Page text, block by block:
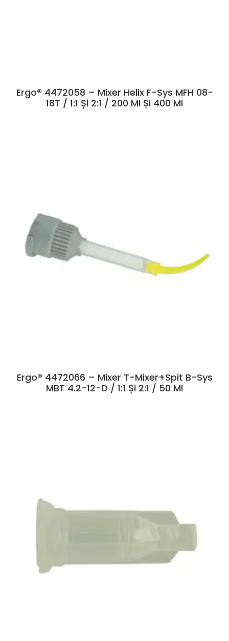
Ergo® 4472058 – Mixer Helix F-Sys MFH 08-
18T / 1:1 Și 2:1 / 200 Ml Și 400 Ml
Ergo® 4472066 – Mixer T-Mixer+Spit B-Sys
MBT 4.2-12-D / 1:1 Și 2:1 / 50 Ml